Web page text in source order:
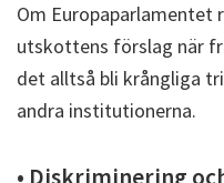
Om Europaparlamentet
utskottens förslag när
det alltså bli krångliga
andra institutionerna.
• Diskriminering